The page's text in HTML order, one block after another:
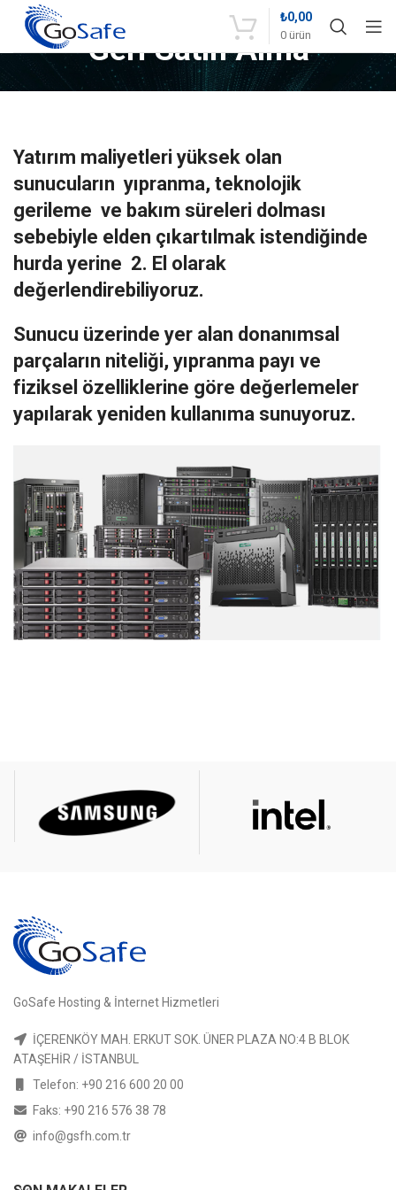
0 ürün
₺0,00
Geri Satın Alma
Yatırım maliyetleri yüksek olan
sunucuların yıpranma, teknolojik
gerileme ve bakım süreleri dolması
sebebiyle elden çıkartılmak istendiğinde
hurda yerine 2. El olarak
değerlendirebiliyoruz.
Sunucu üzerinde yer alan donanımsal
parçaların niteliği, yıpranma payı ve
fiziksel özelliklerine göre değerlemeler
yapılarak yeniden kullanıma sunuyoruz.
GoSafe Hosting & İnternet Hizmetleri
İÇERENKÖY MAH. ERKUT SOK. ÜNER PLAZA NO:4 B BLOK
ATAŞEHİR / İSTANBUL
Telefon: +90 216 600 20 00
Faks: +90 216 576 38 78
info@gsfh.com.tr